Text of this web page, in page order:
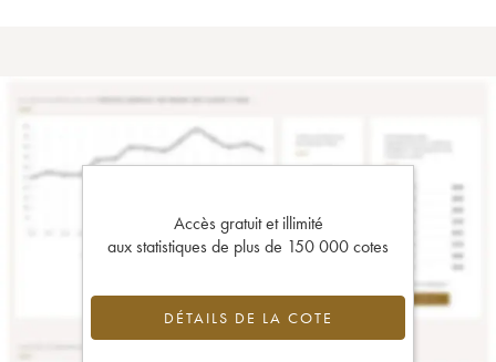
Accès gratuit et illimité
aux statistiques de plus de 150 000 cotes
DÉTAILS DE LA COTE